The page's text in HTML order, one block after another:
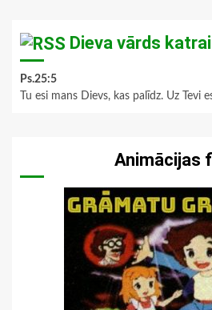
Dieva vārds
Ps.25:5
Tu esi mans Dievs, kas palīdz. Uz Tevi
Animācijas